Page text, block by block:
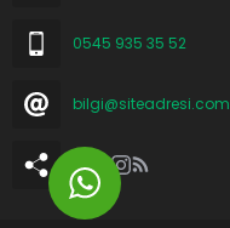
0545 935 35 52
bilgi@siteadresi.com